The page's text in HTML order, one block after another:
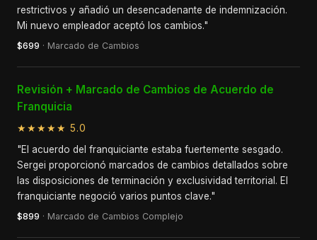
restrictivos y añadió un desencadenante de indemnización.
Mi nuevo empleador aceptó los cambios."
$699 · Marcado de Cambios
Revisión + Marcado de Cambios de Acuerdo de
Franquicia
★★★★★ 5.0
"El acuerdo del franquiciante estaba fuertemente sesgado.
Sergei proporcionó marcados de cambios detallados sobre
las disposiciones de terminación y exclusividad territorial. El
franquiciante negoció varios puntos clave."
$899 · Marcado de Cambios Complejo